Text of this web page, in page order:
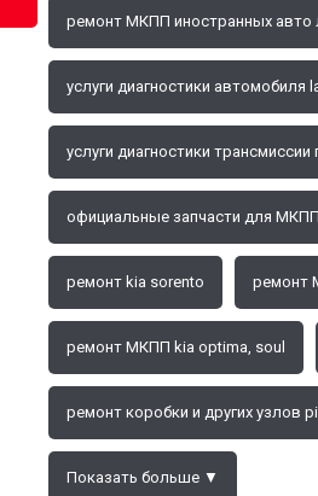
ремонт МКПП иностранных авто
услуги диагностики автомобиля
услуги диагностики
официальные запчасти для
ремонт kia sorento ремонт
ремонт МКПП kia optima, soul
ремонт коробки и других узлов
Показать больше ▼